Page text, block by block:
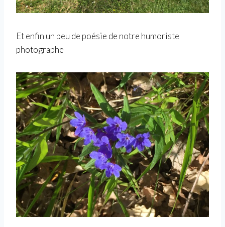
Et enfin un peu de poésie de notre humoriste
photographe